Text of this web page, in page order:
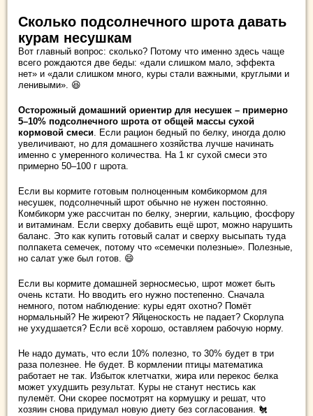
Сколько подсолнечного шрота давать
курам несушкам
Вот главный вопрос: сколько? Потому что именно здесь чаще
всего рождаются две беды: «дали слишком мало, эффекта
нет» и «дали слишком много, куры стали важными, круглыми и
ленивыми». 😆
Осторожный домашний ориентир для несушек – примерно
5–10% подсолнечного шрота от общей массы сухой
кормовой смеси . Если рацион бедный по белку, иногда долю
увеличивают, но для домашнего хозяйства лучше начинать
именно с умеренного количества. На 1 кг сухой смеси это
примерно 50–100 г шрота.
Если вы кормите готовым полноценным комбикормом для
несушек, подсолнечный шрот обычно не нужен постоянно.
Комбикорм уже рассчитан по белку, энергии, кальцию, фосфору
и витаминам. Если сверху добавить ещё шрот, можно нарушить
баланс. Это как купить готовый салат и сверху высыпать туда
полпакета семечек, потому что «семечки полезные». Полезные,
но салат уже был готов. 😄
Если вы кормите домашней зерносмесью, шрот может быть
очень кстати. Но вводить его нужно постепенно. Сначала
немного, потом наблюдение: куры едят охотно? Помёт
нормальный? Не жиреют? Яйценоскость не падает? Скорлупа
не ухудшается? Если всё хорошо, оставляем рабочую норму.
Не надо думать, что если 10% полезно, то 30% будет в три
раза полезнее. Не будет. В кормлении птицы математика
работает не так. Избыток клетчатки, жира или перекос белка
может ухудшить результат. Куры не станут нестись как
пулемёт. Они скорее посмотрят на кормушку и решат, что
хозяин снова придумал новую диету без согласования. 🐔